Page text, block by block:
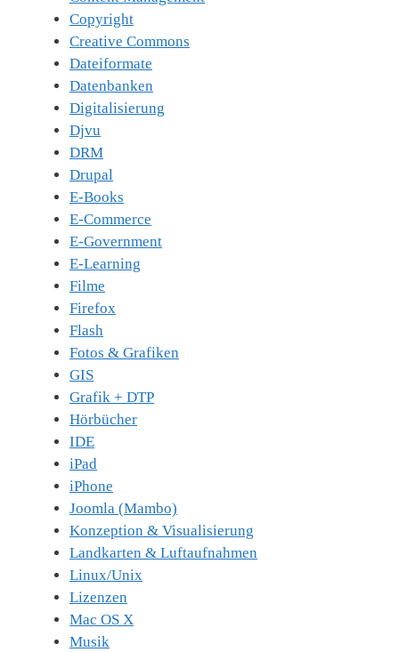
Copyright
Creative Commons
Dateiformate
Datenbanken
Digitalisierung
Djvu
DRM
Drupal
E-Books
E-Commerce
E-Government
E-Learning
Filme
Firefox
Flash
Fotos & Grafiken
GIS
Grafik + DTP
Hörbücher
IDE
iPad
iPhone
Joomla (Mambo)
Konzeption & Visualisierung
Landkarten & Luftaufnahmen
Linux/Unix
Lizenzen
Mac OS X
Musik